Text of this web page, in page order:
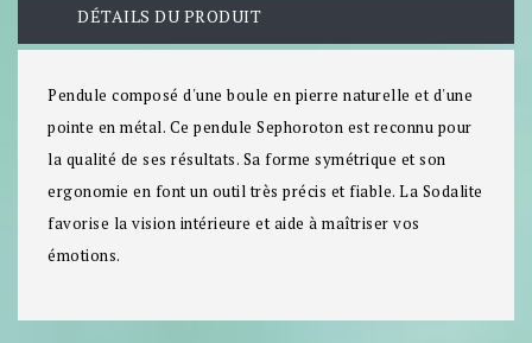
DÉTAILS DU PRODUIT
Pendule composé d'une boule en pierre naturelle et d'une
pointe en métal. Ce pendule Sephoroton est reconnu pour
la qualité de ses résultats. Sa forme symétrique et son
ergonomie en font un outil très précis et fiable. La Sodalite
favorise la vision intérieure et aide à maîtriser vos
émotions.